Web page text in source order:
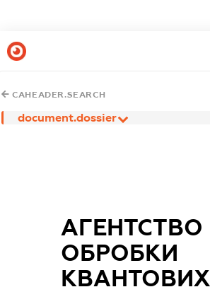
CAHEADER.SEARCH
document.dossier
АГЕНТСТВО
ОБРОБКИ
КВАНТОВИХ